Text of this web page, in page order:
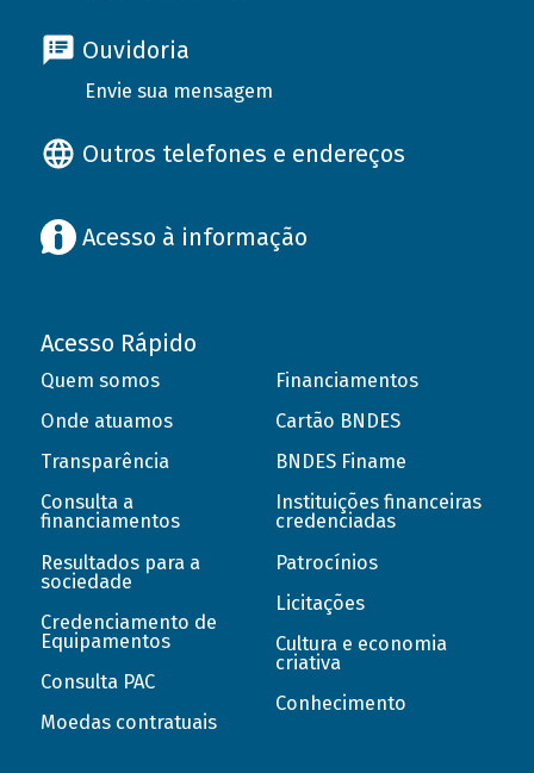
Ouvidoria
Envie sua mensagem
Outros telefones e endereços
Acesso à informação
Acesso Rápido
Quem somos
Onde atuamos
Transparência
Consulta a
financiamentos
Resultados para a
sociedade
Credenciamento de
Equipamentos
Consulta PAC
Moedas contratuais
Financiamentos
Cartão BNDES
BNDES Finame
Instituições financeiras
credenciadas
Patrocínios
Licitações
Cultura e economia
criativa
Conhecimento